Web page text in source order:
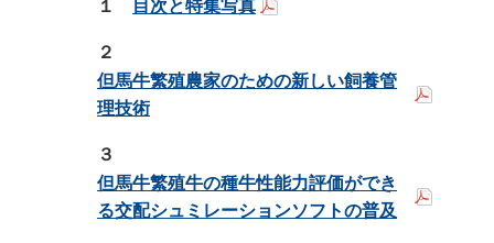
１ 目次と特集写真
２
但馬牛繁殖農家のための新しい飼養管
理技術
３
但馬牛繁殖牛の種牛性能力評価ができ
る交配シュミレーションソフトの普及